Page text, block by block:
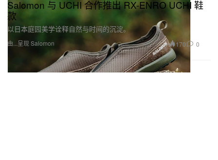
Salomon 与 UCHI 合作推出 RX-ENRO UCHI 鞋
款
以日本庭园美学诠释自然与时间的沉淀。
由...呈现 Salomon 170 0